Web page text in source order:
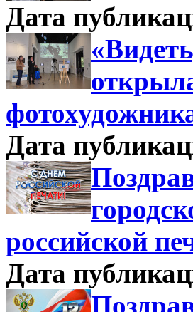
Дата
Дата
российской
Дата